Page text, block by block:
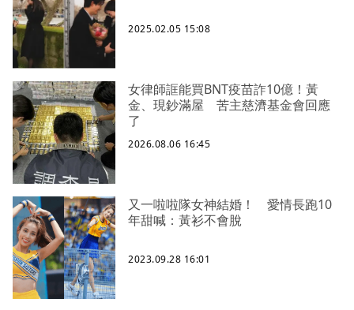
2025.02.05 15:08
女律師誆能買BNT疫苗詐10億！黃
金、現鈔滿屋 苦主慈濟基金會回應
了
2026.08.06 16:45
又一啦啦隊女神結婚！ 愛情長跑10
年甜喊：黃衫不會脫
2023.09.28 16:01